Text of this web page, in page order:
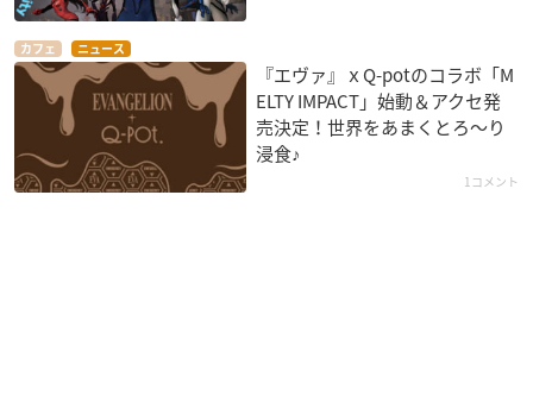
カフェ ニュース
『エヴァ』ｘQ-potのコラボ「M
ELTY IMPACT」始動＆アクセ発
売決定！世界をあまくとろ～り
浸食♪
1コメント